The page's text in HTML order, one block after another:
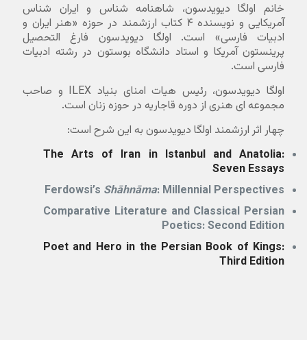
خانم اولگا دیویدسون، شاهنامه شناس و ایران شناس
آمریکایی و نویسنده ۴ کتاب ارزشمند در حوزه «هنر ایران و
ادبیات فارسی» است. اولگا دیویدسون فارغ التحصیل
پرینستون آمریکا و استاد دانشگاه بوستون در رشته ادبیات
فارسی است.
اولگا دیویدسون، رئیس هیات امنای بنیاد ILEX و صاحب
مجموعه ای هنری از دوره قاجاریه در حوزه زنان است.
چهار اثر ارزشمند اولگا دیویدسون به این شرح است:
The Arts of Iran in Istanbul and Anatolia:
Seven Essays
Ferdowsi’s Shāhnāma: Millennial Perspectives
Comparative Literature and Classical Persian
Poetics: Second Edition
Poet and Hero in the Persian Book of Kings:
Third Edition